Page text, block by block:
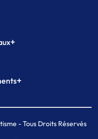
+
+
indoor
Paris- Tous Droits Réservés